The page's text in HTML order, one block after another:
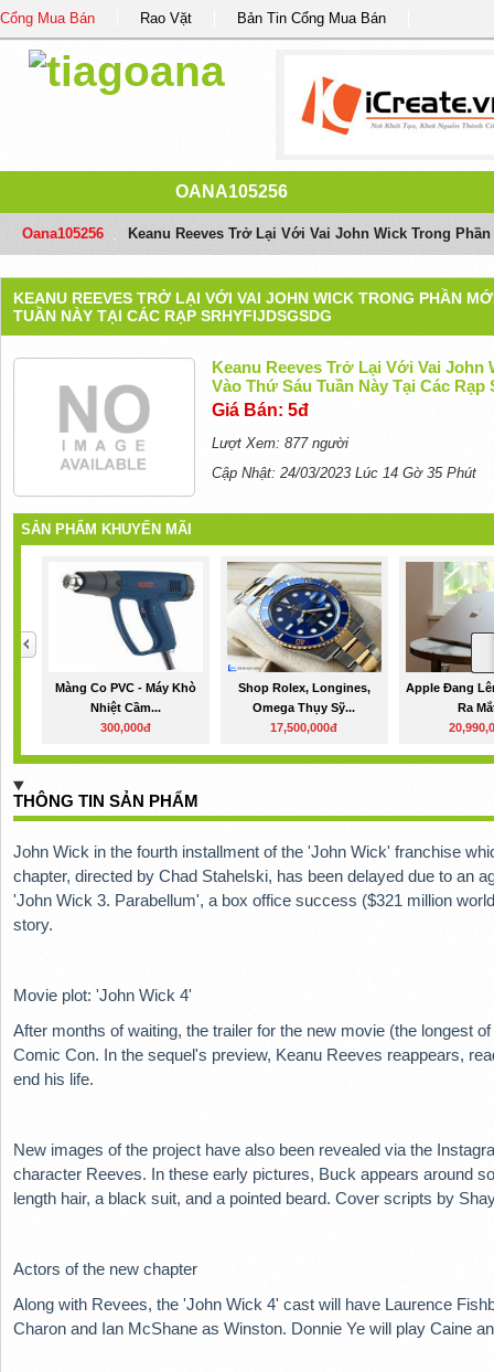
Cổng Mua Bán Rao Vặt Bản Tin Cổng Mua Bán
OANA105256
Oana105256 Keanu Reeves Trở Lại Với Vai John Wick Trong
KEANU REEVES TRỞ LẠI VỚI VAI JOHN WICK TRONG PHẦN
TUẦN NÀY TẠI CÁC RẠP SRHYFIJDSGSDG
Keanu Reeves Trở Lại Với Vai
Vào Thứ Sáu Tuần Này Tại Các
Giá Bán: 5đ
Lượt Xem: 877 người
Cập Nhật: 24/03/2023 Lúc 14 Gờ 35 Phút
SẢN PHẨM KHUYẾN MÃI
Màng Co PVC - Máy Khò
Nhiệt Cầm...
300,000đ
Shop Rolex, Longines,
Omega Thụy Sỹ...
17,500,000đ
Apple Đang
Ra
THÔNG TIN SẢN PHẨM
John Wick in the fourth installment of the 'John Wick' franchise
chapter, directed by Chad Stahelski, has been delayed due to an
'John Wick 3. Parabellum', a box office success ($321 million
story.
Movie plot: 'John Wick 4'
After months of waiting, the trailer for the new movie (the longest
Comic Con. In the sequel's preview, Keanu Reeves reappears,
end his life.
New images of the project have also been revealed via the
character Reeves. In these early pictures, Buck appears around
length hair, a black suit, and a pointed beard. Cover scripts by
Actors of the new chapter
Along with Revees, the 'John Wick 4' cast will have Laurence
Charon and Ian McShane as Winston. Donnie Ye will play Caine